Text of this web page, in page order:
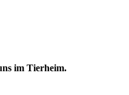
im Tierheim.